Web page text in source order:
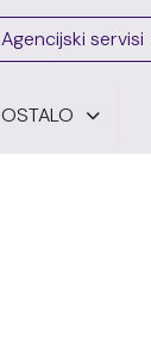
Agencijski servisi
OSTALO